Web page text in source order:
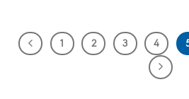
1 2 3 4